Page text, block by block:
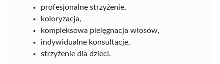
profesjonalne strzyżenie,
koloryzacja,
kompleksowa pielęgnacja włosów,
indywidualne konsultacje,
strzyżenie dla dzieci.